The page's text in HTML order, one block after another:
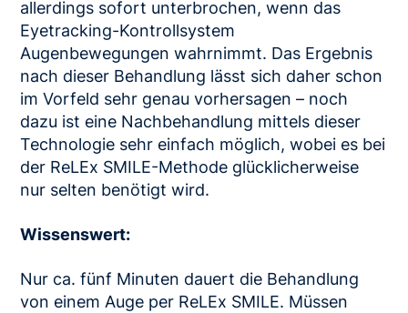
allerdings sofort unterbrochen, wenn das
Eyetracking-Kontrollsystem
Augenbewegungen wahrnimmt. Das Ergebnis
nach dieser Behandlung lässt sich daher schon
im Vorfeld sehr genau vorhersagen – noch
dazu ist eine Nachbehandlung mittels dieser
Technologie sehr einfach möglich, wobei es bei
der ReLEx SMILE-Methode glücklicherweise
nur selten benötigt wird.
Wissenswert:
Nur ca. fünf Minuten dauert die Behandlung
von einem Auge per ReLEx SMILE. Müssen